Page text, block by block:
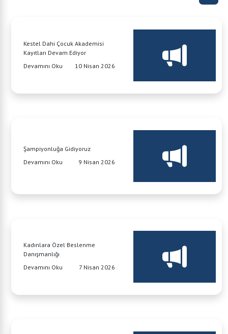
Kestel Dahi Çocuk Akademisi
Kayıtları Devam Ediyor
Devamını Oku
10 Nisan 2026
Şampiyonluğa Gidiyoruz
Devamını Oku
9 Nisan 2026
Kadınlara Özel Beslenme
Danışmanlığı
Devamını Oku
7 Nisan 2026